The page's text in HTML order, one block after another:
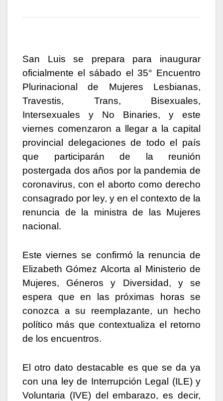
San Luis se prepara para inaugurar
oficialmente el sábado el 35° Encuentro
Plurinacional de Mujeres Lesbianas,
Travestis, Trans, Bisexuales,
Intersexuales y No Binaries, y este
viernes comenzaron a llegar a la capital
provincial delegaciones de todo el país
que participarán de la reunión
postergada dos años por la pandemia de
coronavirus, con el aborto como derecho
consagrado por ley, y en el contexto de la
renuncia de la ministra de las Mujeres
nacional.
Este viernes se confirmó la renuncia de
Elizabeth Gómez Alcorta al Ministerio de
Mujeres, Géneros y Diversidad, y se
espera que en las próximas horas se
conozca a su reemplazante, un hecho
político más que contextualiza el retorno
de los encuentros.
El otro dato destacable es que se da ya
con una ley de Interrupción Legal (ILE) y
Voluntaria (IVE) del embarazo, es decir,